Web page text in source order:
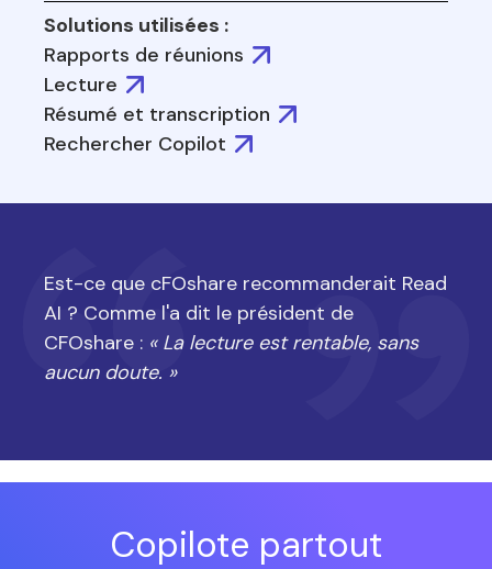
Solutions utilisées :
Rapports de réunions
Lecture
Résumé et transcription
Rechercher Copilot
Est-ce que cFOshare recommanderait Read
AI ? Comme l'a dit le président de
CFOshare : « La lecture est rentable, sans
aucun doute. »
Copilote partout